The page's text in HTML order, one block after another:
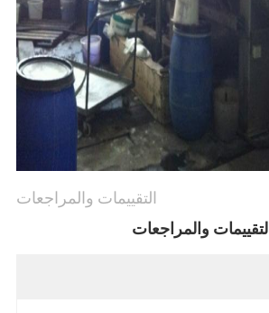
التقييمات والمراجعات
التقييمات والمراجعات